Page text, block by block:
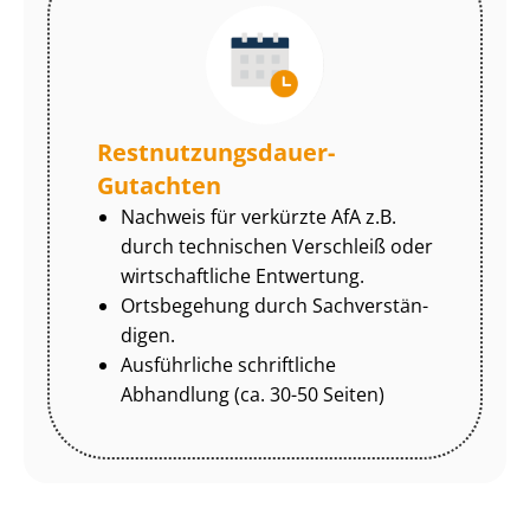
Rest­nut­zungs­dau­er-
Gutachten
Nachweis für verkürzte AfA z.B.
durch technischen Verschleiß oder
wirtschaftliche Entwertung.
Ortsbegehung durch Sach­ver­stän­
di­gen.
Ausführliche schriftliche
Abhandlung (ca. 30-50 Seiten)